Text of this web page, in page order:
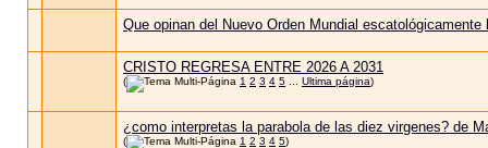
Que opinan del Nuevo Orden Mundial escatológicamente
CRISTO REGRESA ENTRE 2026 A 2031
( 1 2 3 4 5 Ultima página)
¿como interpretas la parabola de las diez virgenes? de
( 1 2 3 4 5)